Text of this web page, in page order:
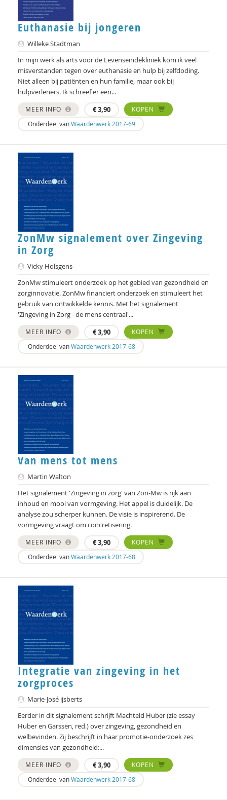
Lydia Pomp
Rosalie Pronk
Sawitri Saharso
Gert Schout
Martien Schreurs
Annika Smit
Tessa Smorenburg
Willeke Stadtman
Jaap van der Stel
Robin Stemerding
Mariëtte Stuijts
Susan te Winkel
Elise van Alphen
Mariecke van den Berg
Erik van den Bergh
Astrid van der Kooij
Jeannette van der Meijde
Wim van der Velde
Chantal van Gelderen-Tjipjes
Eric van der Vet
Patrick Vlug
Bram Vreeswijk
Theo W.A. de Wit
Martin Walton
Nelleke Westerveld
Bart Willemsen
Heidi Wolf
Euthanasie bij jongeren
Willeke Stadtman
In mijn werk als arts voor de Levenseindekliniek kom ik veel
misverstanden tegen over euthanasie en hulp bij zelfdoding.
Niet alleen bij patiënten en hun familie, maar ook bij
hulpverleners. Ik schreef er een...
MEER INFO €3,90
KOPEN
Onderdeel vanWaardenwerk 2017-69
ZonMw signalement over Zingeving
in Zorg
Vicky Holsgens
ZonMw stimuleert onderzoek op het gebied van gezondheid en
zorginnovatie. ZonMw financiert onderzoek en stimuleert het
gebruik van ontwikkelde kennis. Met het signalement
'Zingeving in Zorg - de mens centraal'...
MEER INFO €3,90
KOPEN
Onderdeel vanWaardenwerk 2017-68
Van mens tot mens
Martin Walton
Het signalement 'Zingeving in zorg' van Zon-Mw is rijk aan
inhoud en mooi van vormgeving. Het appel is duidelijk. De
analyse zou scherper kunnen. De visie is inspirerend. De
vormgeving vraagt om concretisering.
MEER INFO €3,90
KOPEN
Onderdeel vanWaardenwerk 2017-68
Integratie van zingeving in het
zorgproces
Marie-José ijsberts
Eerder in dit signalement schrijft Machteld Huber (zie essay
Huber en Garssen, red.) over zingeving, gezondheid en
welbevinden. Zij beschrijft in haar promotie-onderzoek zes
dimensies van gezondheid:...
MEER INFO €3,90
KOPEN
Onderdeel vanWaardenwerk 2017-68